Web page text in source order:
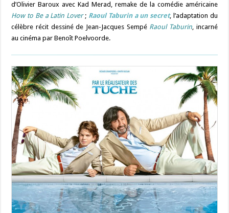
d’Olivier Baroux avec Kad Merad, remake de la comédie américaine
How to Be a Latin Lover; Raoul Taburin a un secret, l’adaptation du
célèbre récit dessiné de Jean-Jacques Sempé Raoul Taburin, incarné
au cinéma par Benoît Poelvoorde.